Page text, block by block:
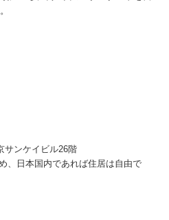
サンケイビル26階
、日本国内であれば住居は自由で